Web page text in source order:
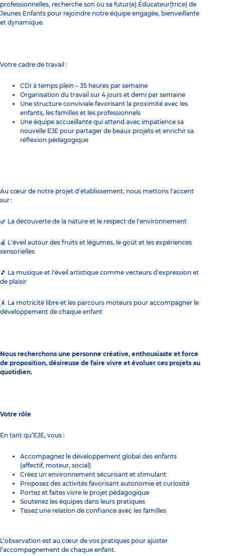
professionnelles, recherche son ou sa futur(e) Éducateur(trice) de
Jeunes Enfants pour rejoindre notre équipe engagée, bienveillante
et dynamique.
Votre cadre de travail :
CDI à temps plein – 35 heures par semaine
Organisation du travail sur 4 jours et demi par semaine
Une structure conviviale favorisant la proximité avec les
enfants, les familles et les professionnels
Une équipe accueillante qui attend avec impatience sa
nouvelle EJE pour partager de beaux projets et enrichir sa
réflexion pédagogique
Au cœur de notre projet d'établissement, nous mettons l'accent
sur :
🌿 La découverte de la nature et le respect de l'environnement
🍎 L'éveil autour des fruits et légumes, le goût et les expériences
sensorielles
🎵 La musique et l'éveil artistique comme vecteurs d'expression et
de plaisir
🤸 La motricité libre et les parcours moteurs pour accompagner le
développement de chaque enfant
Nous recherchons une personne créative, enthousiaste et force
de proposition, désireuse de faire vivre et évoluer ces projets au
quotidien.
Votre rôle
En tant qu’EJE, vous :
Accompagnez le développement global des enfants
(affectif, moteur, social)
Créez un environnement sécurisant et stimulant
Proposez des activités favorisant autonomie et curiosité
Portez et faites vivre le projet pédagogique
Soutenez les équipes dans leurs pratiques
Tissez une relation de confiance avec les familles
L’observation est au cœur de vos pratiques pour ajuster
l’accompagnement de chaque enfant.